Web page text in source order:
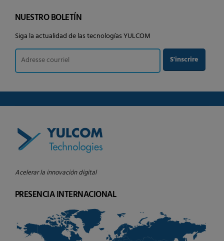
NUESTRO BOLETÍN
Siga la actualidad de las tecnologías YULCOM
Acelerar la innovación digital
PRESENCIA INTERNACIONAL